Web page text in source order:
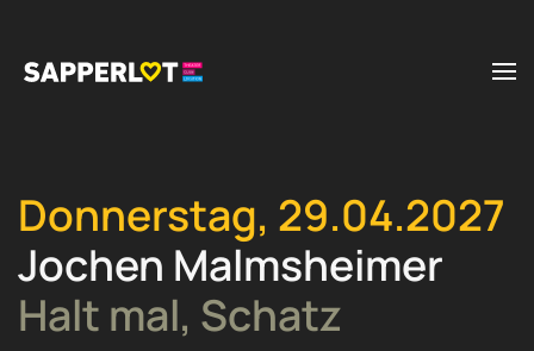
Zum Hauptinhalt springen
Donnerstag, 29.04.2027
Jochen Malmsheimer
Halt mal, Schatz